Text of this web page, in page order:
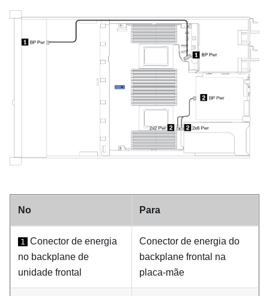
No Para
1
Conector de energia
no backplane de
unidade frontal
Conector de energia do
backplane frontal na
placa-mãe